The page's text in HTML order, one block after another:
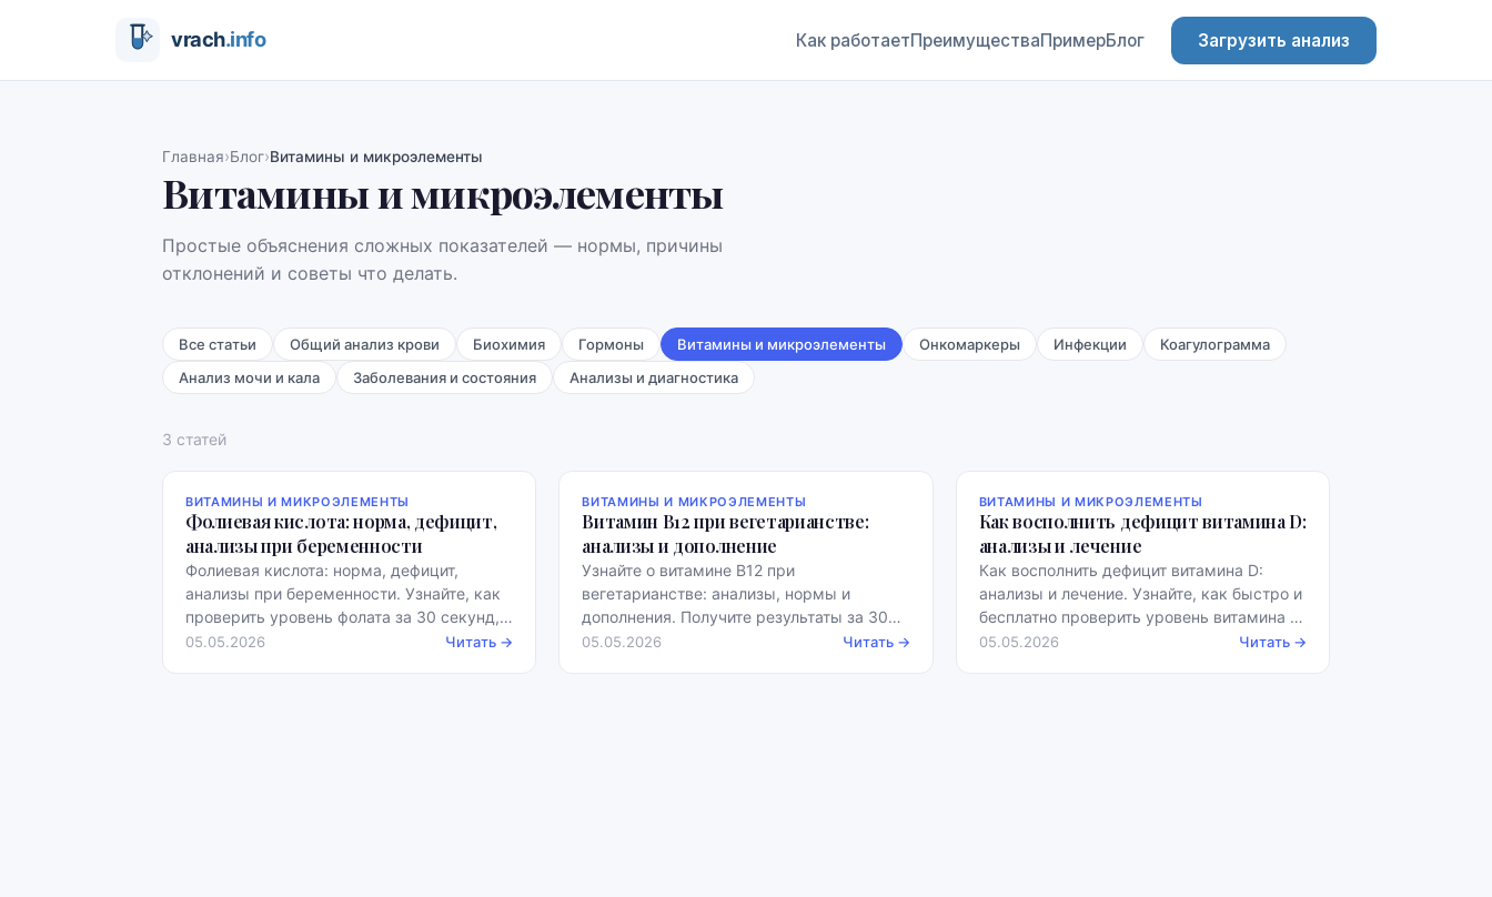
Как работаетПреимуществаПримерБлог Загрузить анализ
Главная›Блог›Витамины и микроэлементы
Витамины и микроэлементы
Простые объяснения сложных показателей — нормы, причины
отклонений и советы что делать.
Все статьи Общий анализ крови Биохимия Гормоны Витамины и микроэлементы Онкомаркеры Инфекции
Коагулограмма
Анализ мочи и кала
Заболевания и состояния Анализы и диагностика
3 статей
ВИТАМИНЫ И МИКРОЭЛЕМЕНТЫ
Фолиевая кислота: норма, дефицит,
анализы при беременности
Фолиевая кислота: норма, дефицит,
анализы при беременности. Узнайте, как
проверить уровень фолата за 30 секунд,
бесплатно, с примерами норм.
05.05.2026 Читать →
ВИТАМИНЫ И МИКРОЭЛЕМЕНТЫ
Витамин B12 при вегетарианстве:
анализы и дополнение
Узнайте о витамине B12 при
вегетарианстве: анализы, нормы и
дополнения. Получите результаты за 30
секунд, бесплатно, с примерами норм.
05.05.2026 Читать →
ВИТАМИНЫ И МИКРОЭЛЕМЕНТЫ
Как восполнить дефицит витамина D:
анализы и лечение
Как восполнить дефицит витамина D:
анализы и лечение. Узнайте, как быстро и
бесплатно проверить уровень витамина D
с примерами норм.
05.05.2026 Читать →